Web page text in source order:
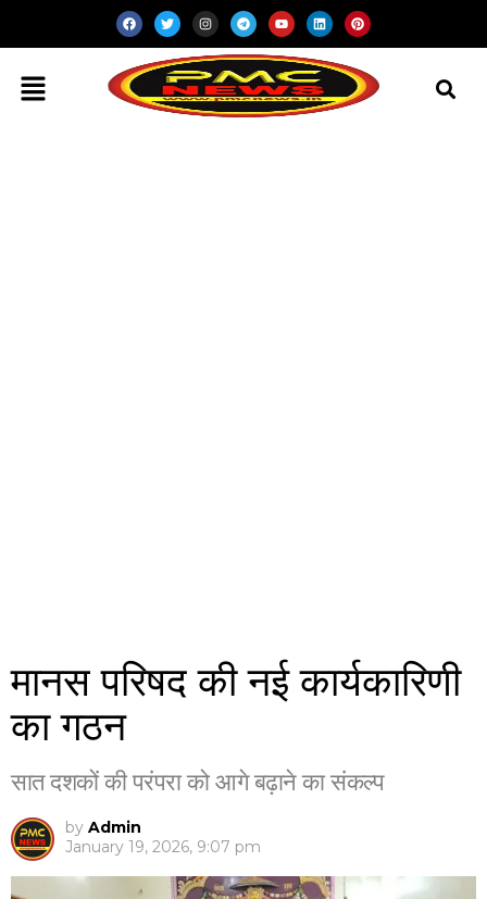
मानस परिषद की नई कार्यकारिणी
का गठन
सात दशकों की परंपरा को आगे बढ़ाने का संकल्प
by Admin
January 19, 2026, 9:07 pm